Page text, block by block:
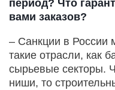
период? Что
вами заказов?
– Санкции в России
такие отрасли, как
сырьевые секторы.
ниши, то